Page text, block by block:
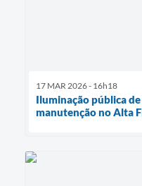
17 MAR 2026 - 16h18
Iluminação pública
manutenção no Alta